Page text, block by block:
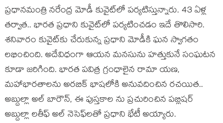
ప్ర‌ధానమంత్రి న‌రేంద్ర మోడీ కువైట్‌లో ప‌ర్య‌టిస్తున్నారు. 43 ఏళ్ల
త‌ర్వాత‌.. భార‌త ప్ర‌ధాని కువైట్‌లో ప‌ర్య‌టించ‌డం ఇదే తొలిసారి.
శ‌నివారం కువైట్‌కు చేరుకున్న ప్ర‌ధాని మోడీకి ఘ‌న స్వాగ‌తం
ల‌భించింది. అదేవిధంగా ఆయ‌న మ‌న‌సును హ‌త్తుకునే సంఘ‌ట‌న
కూడా జ‌రిగింది. భార‌త ప‌విత్ర గ్రంధాలైన రామా యణ,
మ‌హాభార‌తాల‌ను అర‌బిక్ భాష‌లోకి అనువ‌దించిన ర‌చ‌యిత‌..
అబ్దుల్లా అల్ బారౌన్‌, ఈ పుస్త‌కాల ను ప్ర‌చురించిన ప‌బ్లిష‌ర్
అబ్దుల్లా లతీఫ్ అల్ నెసెఫ్‌ల‌తో ప్ర‌ధాని భేటీ అయ్యారు.